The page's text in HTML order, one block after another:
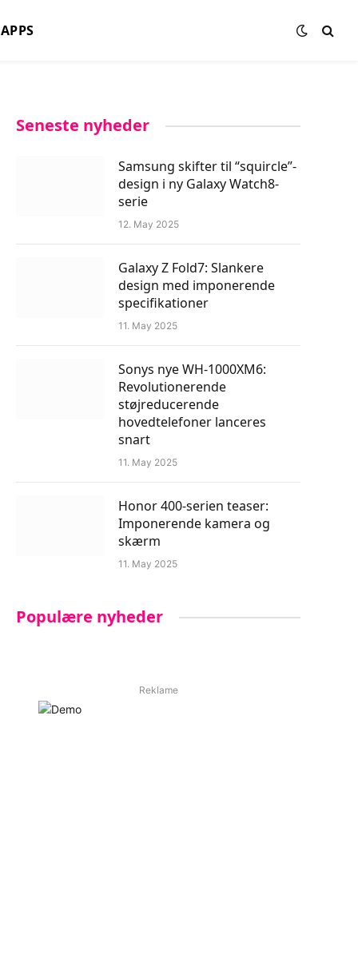
APPS
Seneste nyheder
Samsung skifter til “squircle”-
design i ny Galaxy Watch8-
serie
12. May 2025
Galaxy Z Fold7: Slankere
design med imponerende
specifikationer
11. May 2025
Sonys nye WH-1000XM6:
Revolutionerende
støjreducerende
hovedtelefoner lanceres
snart
11. May 2025
Honor 400-serien teaser:
Imponerende kamera og
skærm
11. May 2025
Populære nyheder
Reklame